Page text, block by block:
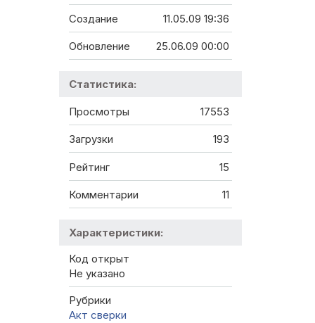
Создание 11.05.09 19:36
Обновление 25.06.09 00:00
Статистика:
Просмотры 17553
Загрузки 193
Рейтинг 15
Комментарии 11
Характеристики:
Код открыт
Не указано
Рубрики
Акт сверки